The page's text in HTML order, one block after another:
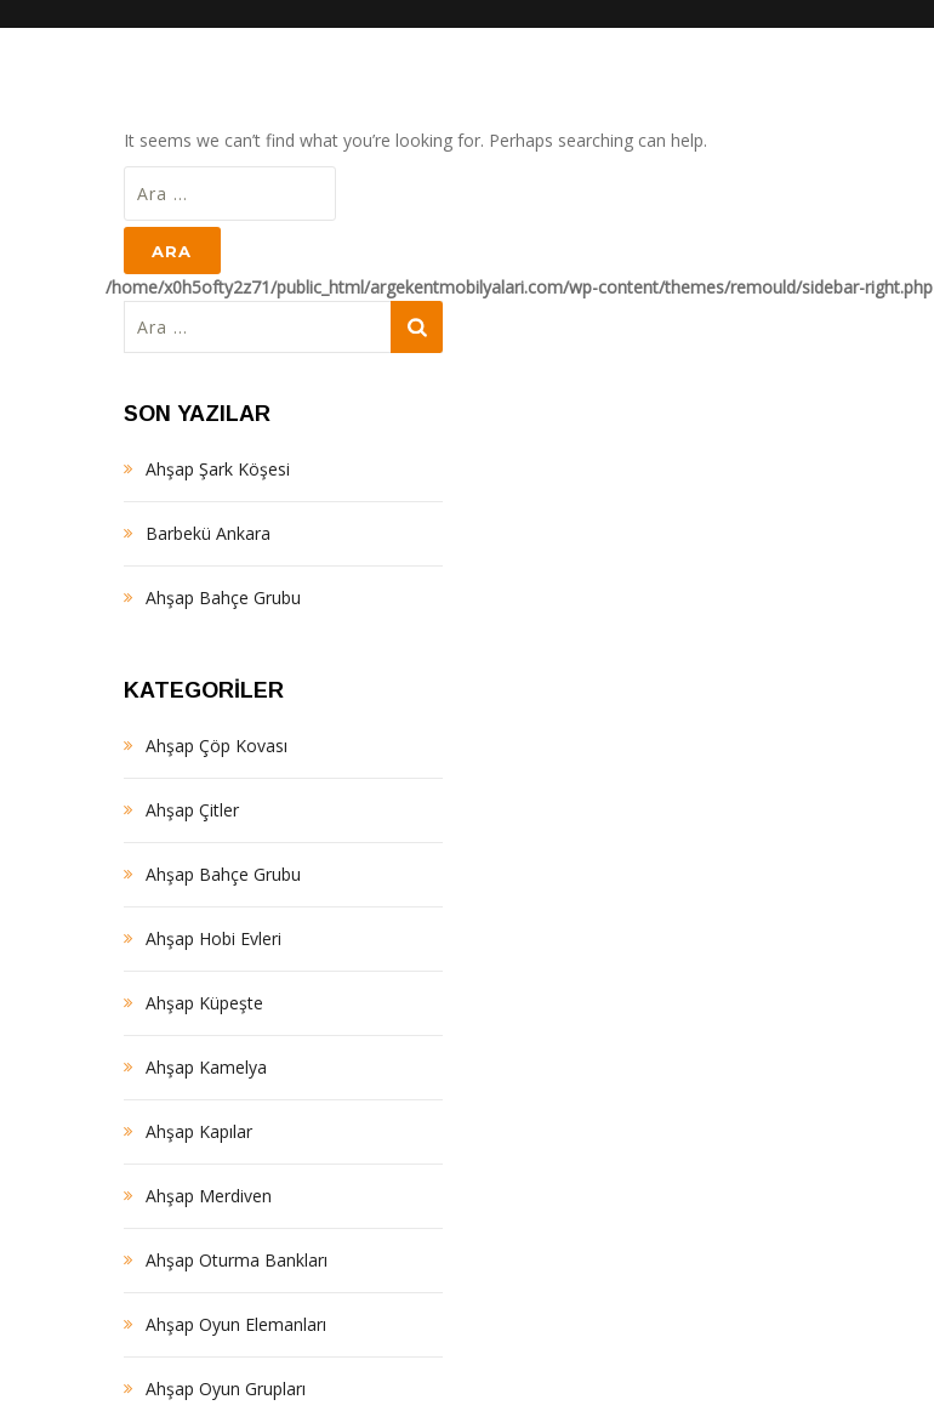
It seems we can’t find what you’re looking for. Perhaps searching can help.
/home/x0h5ofty2z71/public_html/argekentmobilyalari.com/wp-content/themes/remould/sidebar-right.php
SON YAZILAR
Ahşap Şark Köşesi
Barbekü Ankara
Ahşap Bahçe Grubu
KATEGORILER
Ahşap Çöp Kovası
Ahşap Çitler
Ahşap Bahçe Grubu
Ahşap Hobi Evleri
Ahşap Küpeşte
Ahşap Kamelya
Ahşap Kapılar
Ahşap Merdiven
Ahşap Oturma Bankları
Ahşap Oyun Elemanları
Ahşap Oyun Grupları